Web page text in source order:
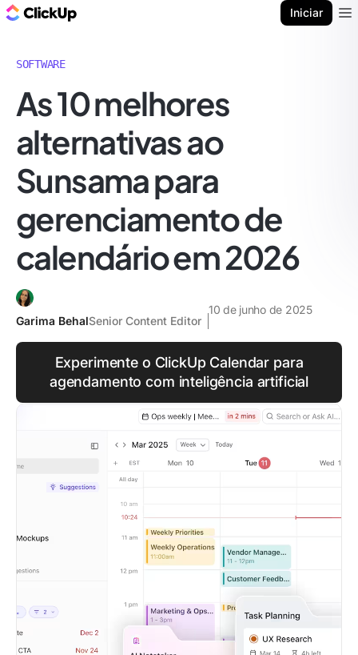
Iniciar
SOFTWARE
As 10 melhores
alternativas ao
Sunsama para
gerenciamento de
calendário em 2026
Garima BehalSenior Content Editor
10 de junho de 2025
Experimente o ClickUp Calendar para
agendamento com inteligência artificial